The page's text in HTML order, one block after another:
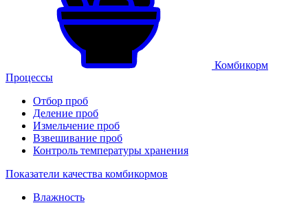
Комбикорм
Процессы
Отбор проб
Деление проб
Измельчение проб
Взвешивание проб
Контроль температуры хранения
Показатели качества комбикормов
Влажность